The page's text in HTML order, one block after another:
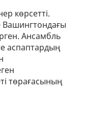
көрсетті.
Ансамбль
аспаптардың
төрағасының